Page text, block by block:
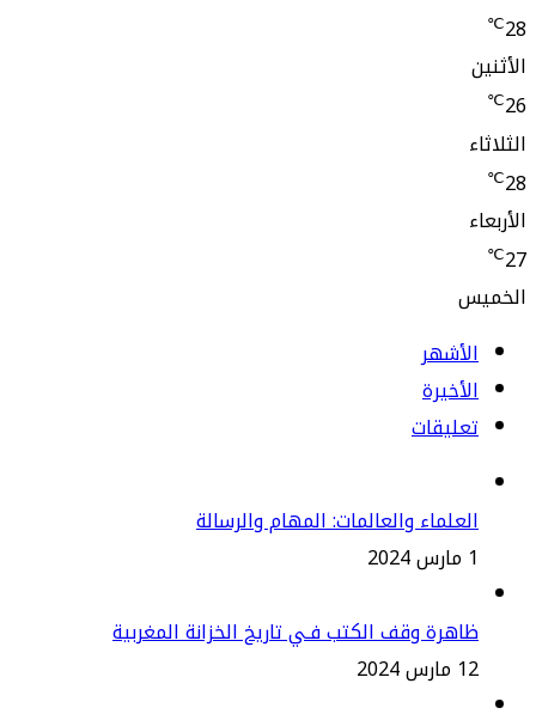
والعالمات: المهام والرسالة
وقف الكتب فـي تاريخ الخزانة المغربية